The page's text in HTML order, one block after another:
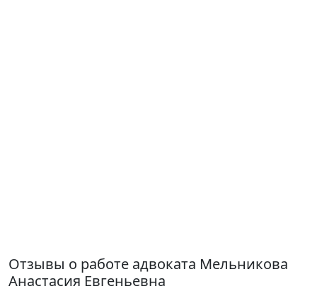
Отзывы о работе адвоката Мельникова
Анастасия Евгеньевна